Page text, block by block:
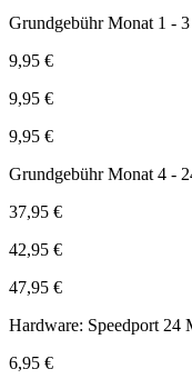
Grundgebühr Monat 1 - 3
9,95 €
9,95 €
9,95 €
Grundgebühr Monat 4 -
37,95 €
42,95 €
47,95 €
Hardware: Speedport 24
6,95 €